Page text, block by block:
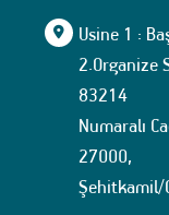
Usine 1 :
2.Organize
83214
Numaralı
27000,
Şehitkamil/